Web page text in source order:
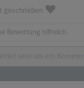
geschrieben
Bewertung hilfreich.